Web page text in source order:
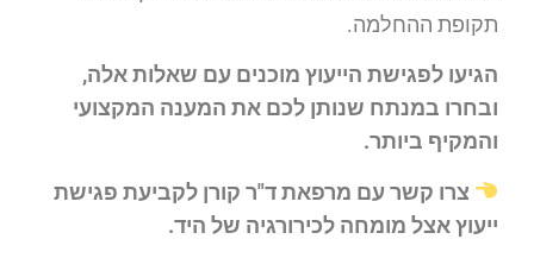
תקופת ההחלמה.
הגיעו לפגישת הייעוץ מוכנים עם שאלות אלה,
ובחרו במנתח שנותן לכם את המענה המקצועי
והמקיף ביותר.
צרו קשר עם מרפאת ד"ר קורן לקביעת פגישת
ייעוץ אצל מומחה לכירורגיה של היד.